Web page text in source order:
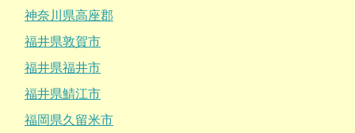
神奈川県高座郡
福井県敦賀市
福井県福井市
福井県鯖江市
福岡県久留米市